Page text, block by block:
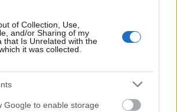
of Collection, Use,
and/or Sharing of my
that Is Unrelated with the
it was collected.
Google to enable storage